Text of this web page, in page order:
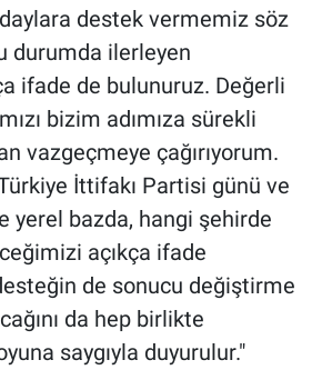
destek vermemiz söz
durumda ilerleyen
ifade de bulunuruz. Değerli
bizim adımıza sürekli
vazgeçmeye çağırıyorum.
İttifakı Partisi günü ve
yerel bazda, hangi şehirde
açıkça ifade
de sonucu değiştirme
da hep birlikte
saygıyla duyurulur."